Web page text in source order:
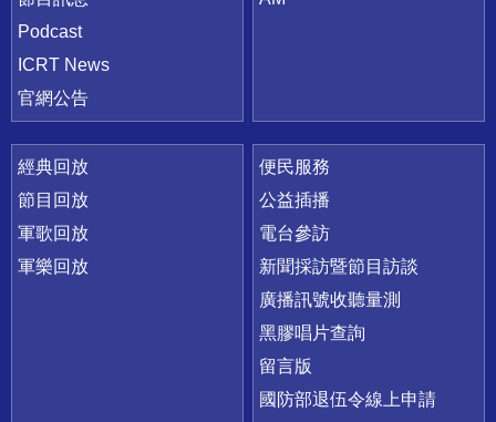
Podcast
ICRT News
官網公告
經典回放
節目回放
軍歌回放
軍樂回放
便民服務
公益插播
電台參訪
新聞採訪暨節目訪談
廣播訊號收聽量測
黑膠唱片查詢
留言版
國防部退伍令線上申請